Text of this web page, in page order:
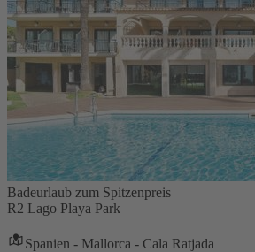
Badeurlaub zum Spitzenpreis
R2 Lago Playa Park
Spanien - Mallorca - Cala Ratjada